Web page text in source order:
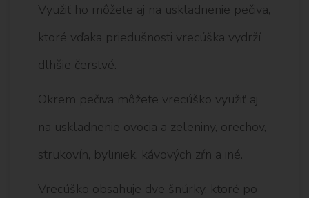
Využiť ho môžete aj na uskladnenie pečiva,
ktoré vďaka priedušnosti vrecúška vydrží
dlhšie čerstvé.
Okrem pečiva môžete vrecúško využiť aj
na uskladnenie ovocia a zeleniny, orechov,
strukovín, byliniek, kávových zŕn a iné.
Vrecúško obsahuje dve šnúrky, ktoré po